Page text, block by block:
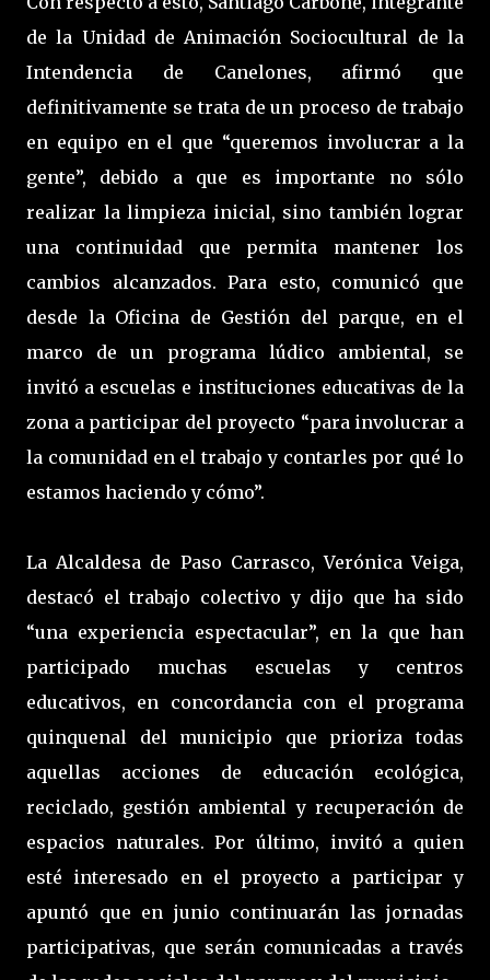
de la Unidad de Animación Sociocultural de la
Intendencia de Canelones, afirmó que
definitivamente se trata de un proceso de trabajo
en equipo en el que “queremos involucrar a la
gente”, debido a que es importante no sólo
realizar la limpieza inicial, sino también lograr
una continuidad que permita mantener los
cambios alcanzados. Para esto, comunicó que
desde la Oficina de Gestión del parque, en el
marco de un programa lúdico ambiental, se
invitó a escuelas e instituciones educativas de la
zona a participar del proyecto “para involucrar a
la comunidad en el trabajo y contarles por qué lo
estamos haciendo y cómo”.
La Alcaldesa de Paso Carrasco, Verónica Veiga,
destacó el trabajo colectivo y dijo que ha sido
“una experiencia espectacular”, en la que han
participado muchas escuelas y centros
educativos, en concordancia con el programa
quinquenal del municipio que prioriza todas
aquellas acciones de educación ecológica,
reciclado, gestión ambiental y recuperación de
espacios naturales. Por último, invitó a quien
esté interesado en el proyecto a participar y
apuntó que en junio continuarán las jornadas
participativas, que serán comunicadas a través